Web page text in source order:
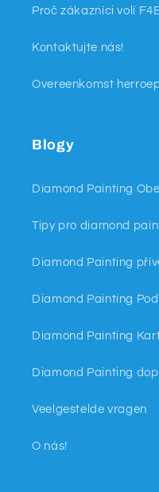
Proč zákazníci volí
Kontaktujte nás!
Overeenkomst
Blogy
Diamond Painting
Tipy pro diamond
Diamond Painting
Diamond Painting
Diamond Painting
Diamond Painting
Veelgestelde vragen
O nás!